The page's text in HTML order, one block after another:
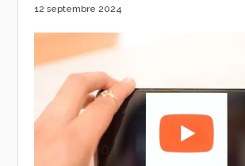
12 septembre 2024